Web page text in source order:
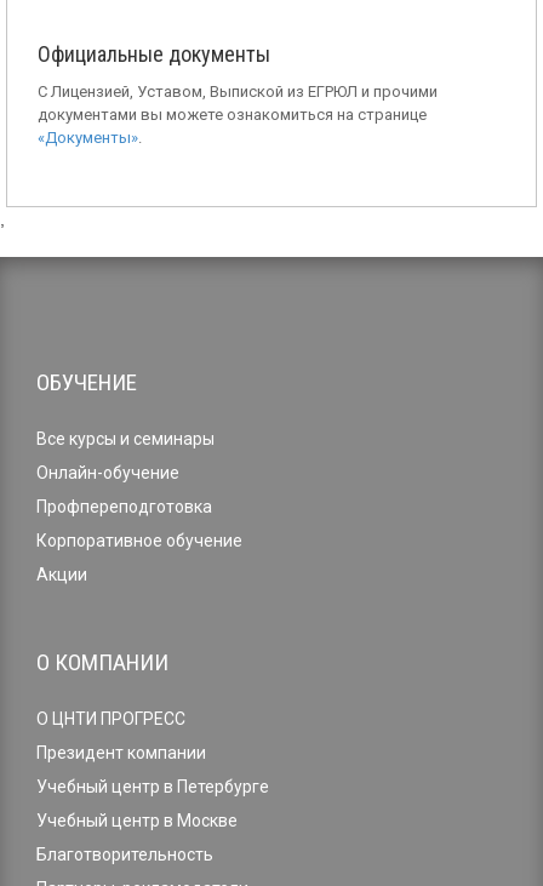
Официальные документы
С Лицензией, Уставом, Выпиской из ЕГРЮЛ и прочими
документами вы можете ознакомиться на странице
«Документы».
ОБУЧЕНИЕ
Все курсы и семинары
Онлайн-обучение
Профпереподготовка
Корпоративное обучение
Акции
О КОМПАНИИ
О ЦНТИ ПРОГРЕСС
Президент компании
Учебный центр в Петербурге
Учебный центр в Москве
Благотворительность